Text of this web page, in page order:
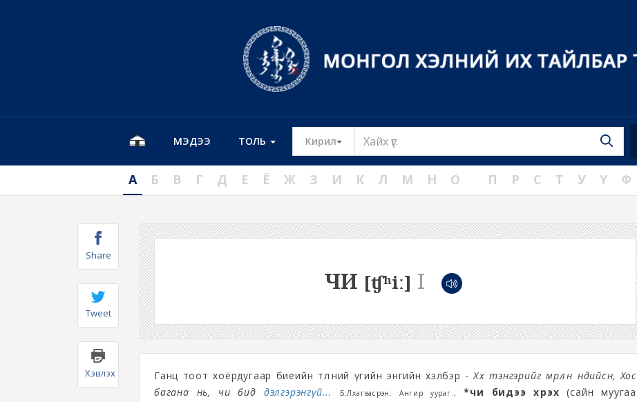
МЭДЭЭ ТОЛЬ Кирил Toggle Dropdown
А Б В Г Д Е Ё Ж З И К Л М Н О П Р С Т У Ү Ф
Share
Tweet
Хэвлэх
ЧИ [ʧʰiː] I
Ганц тоот хоёрдугаар биеийн төлөөний үгийн энгийн хэлбэр -Хөх тэнгэрийг мөрлөн өндийсөн, Хос
багана нь, чи бид дэлгэрэнгүй... Б.Лхагвасүрэн. Ангир уураг., *чи бидээ хүрэх (сайн муугаа